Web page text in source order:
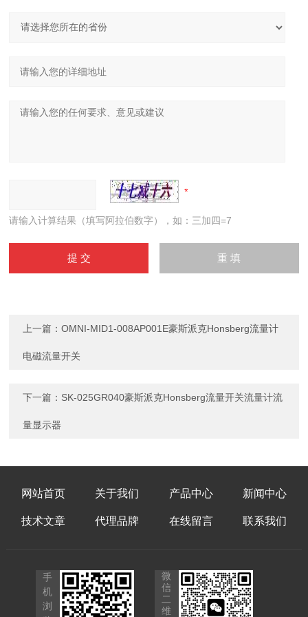
请输入计算结果（填写阿拉伯数字），如：三加四=7
上一篇：OMNI-MID1-008AP001E豪斯派克Honsberg流量计
电磁流量开关
下一篇： SK-025GR040豪斯派克Honsberg流量开关流量计流
量显示器
网站首页 关于我们 产品中心 新闻中心
技术文章 代理品牌 在线留言 联系我们
手
机
浏
微
信
二
维